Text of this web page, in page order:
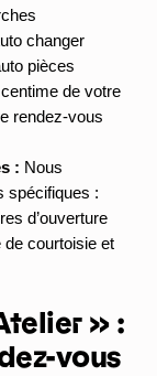
changer
pièces
de votre
rendez-vous
: Nous
spécifiques :
d’ouverture
de courtoisie et
» :
vous